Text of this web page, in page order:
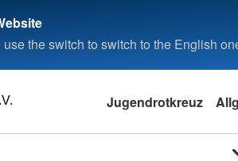
the switch to switch to the English
Jugendrotkreuz